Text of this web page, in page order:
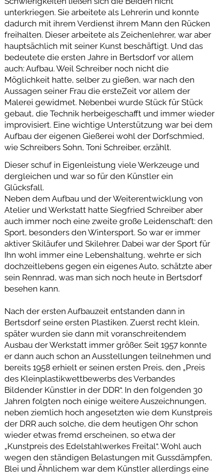
unterkriegen. Sie arbeitete als Lehrerin und konnte
dadurch mit ihrem Verdienst ihrem Mann den Rücken
freihalten. Dieser arbeitete als Zeichenlehrer, war aber
hauptsächlich mit seiner Kunst beschäftigt. Und das
bedeutete die ersten Jahre in Bertsdorf vor allem
auch: Aufbau. Weil Schreiber noch nicht die
Möglichkeit hatte, selber zu gießen, war nach den
Aussagen seiner Frau die ersteZeit vor allem der
Malerei gewidmet. Nebenbei wurde Stück für Stück
gebaut, die Technik herbeigeschafft und immer wieder
improvisiert. Eine wichtige Unterstützung war bei dem
Aufbau der eigenen Gießerei wohl der Dorfschmied,
wie Schreibers Sohn, Toni Schreiber, erzählt.
Dieser schuf in Eigenleistung viele Werkzeuge und
dergleichen und war so für den Künstler ein
Glücksfall.
Neben dem Aufbau und der Weiterentwicklung von
Atelier und Werkstatt hatte Siegfried Schreiber aber
auch immer noch eine zweite große Leidenschaft: den
Sport, besonders den Wintersport. So war er immer
aktiver Skiläufer und Skilehrer. Dabei war der Sport für
Ihn wohl immer eine Lebenshaltung, wehrte er sich
dochzeitlebens gegen ein eigenes Auto, schätzte aber
sein Rennrad, was man sich noch heute in Bertsdorf
besehen kann.
Nach der ersten Aufbauzeit entstanden dann in
Bertsdorf seine ersten Plastiken. Zuerst recht klein,
später wurden sie dann mit voranschreitendem
Ausbau der Werkstatt immer größer. Seit 1957 konnte
er dann auch schon an Ausstellungen teilnehmen und
bereits 1958 erhielt er seinen ersten Preis, den „Preis
des Kleinplastikwettbewerbs des Verbandes
Bildender Künstler in der DDR“. In den folgenden 30
Jahren folgten noch einige weitere Auszeichnungen,
neben ziemlich hoch angesetzten wie dem Kunstpreis
der DRR auch solche, die dem heutigen Ohr schon
wieder etwas fremd erscheinen, so etwa der
„Kunstpreis des Edelstahlwerkes Freital“. Wohl auch
wegen den ständigen Belastungen mit Gussdämpfen,
Blei und Ähnlichem war dem Künstler allerdings eine